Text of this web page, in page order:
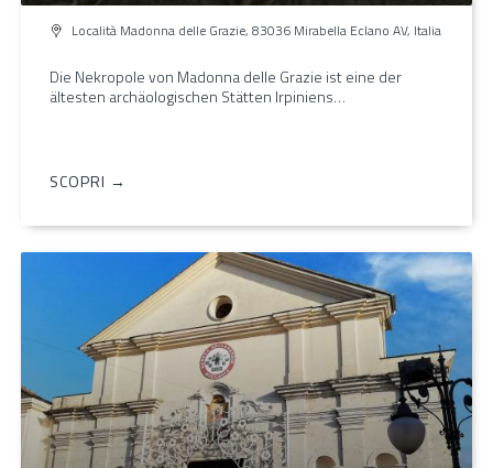
Località Madonna delle Grazie, 83036 Mirabella Eclano AV, Italia
Die Nekropole von Madonna delle Grazie ist eine der
ältesten archäologischen Stätten Irpiniens…
SCOPRI →